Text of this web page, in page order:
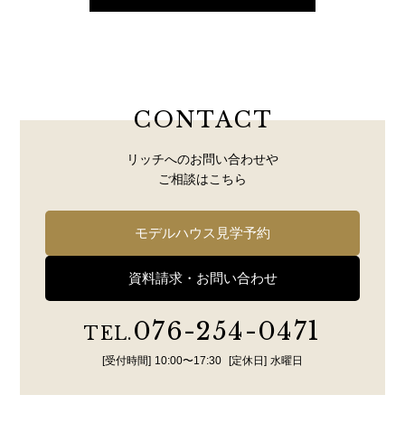
CONTACT
リッチへのお問い合わせや
ご相談はこちら
モデルハウス見学予約
資料請求・お問い合わせ
TEL.076-254-0471
[受付時間] 10:00〜17:30 [定休日] 水曜日